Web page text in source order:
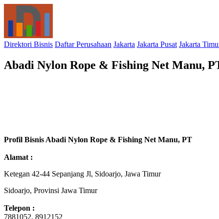
Direktori Bisnis Daftar Perusahaan Jakarta Jakarta Pusat Jakarta
Abadi Nylon Rope & Fishing Net Manu,
Profil Bisnis Abadi Nylon Rope & Fishing Net Manu, PT
Alamat :
Ketegan 42-44 Sepanjang Jl, Sidoarjo, Jawa Timur
Sidoarjo, Provinsi Jawa Timur
Telepon :
7881052, 8912152